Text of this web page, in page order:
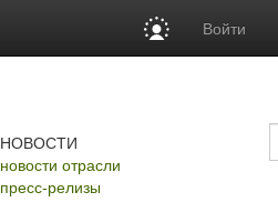
Войти
НОВОСТИ
новости отрасли
пресс-релизы